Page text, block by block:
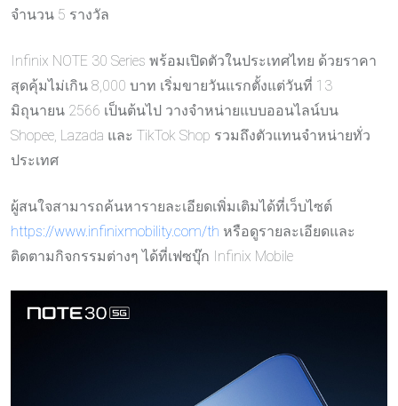
จำนวน 5 รางวัล
Infinix NOTE 30 Series พร้อมเปิดตัวในประเทศไทย ด้วยราคา
สุดคุ้มไม่เกิน 8,000 บาท เริ่มขายวันแรกตั้งแต่วันที่ 13
มิถุนายน 2566 เป็นต้นไป วางจำหน่ายแบบออนไลน์บน
Shopee, Lazada และ TikTok Shop รวมถึงตัวแทนจำหน่ายทั่ว
ประเทศ
ผู้สนใจสามารถค้นหารายละเอียดเพิ่มเติมได้ที่เว็บไซต์
https://www.infinixmobility.com/th หรือดูรายละเอียดและ
ติดตามกิจกรรมต่างๆ ได้ที่เฟซบุ๊ก Infinix Mobile